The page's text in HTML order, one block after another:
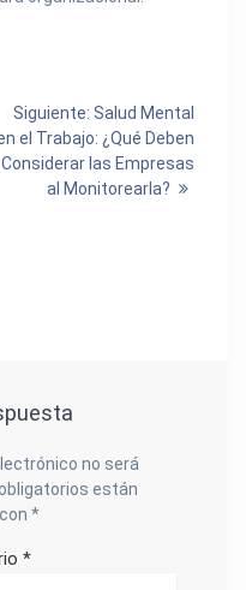
Siguiente: Entrada
siguiente:
Salud Mental
el Trabajo: ¿Qué Deben
Considerar las Empresas
al Monitorearla?
no será
están
*
*